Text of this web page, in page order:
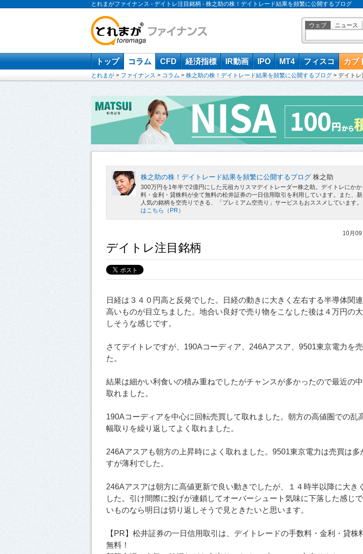
とれまがファイナンス - デイトレ注目銘柄 - 株之助の株！デイトレード結果を頻繁に公開するブログ
ウェブ ニュース
トップ コラム CFD 経済指標 IR動画 IPO MT4 フィスコ カブ
とれまが > ファイナンス > コラム > 株之助の株！デイトレード結果を頻繁に公開するブログ > デイトレ
株之助の株！デイトレード結果を頻繁に公開するブログ 株之助
300万円を1年半で2億円にした元祖カリスマデイトレーダー株之助。デイトレにか
料・金利・貸株料が全て無料の松井証券の一日信用取引を利用しています。また、
人気の銘柄を空売りできる、「プレミアム空売り」サービスもおススメしています。
はこちら（PR）
10月
デイトレ注目銘柄
日経は３４０円高と反発でした。日経の動きに大きく左右する半導体関
高いものが目立ちました。地合い良好で売り物をこなした後は４万円の
しそうな感じです。
さてデイトレですが、190Aコーディア、246Aアスア、9501東京電力を
た。
結果は細かい利食いの積み重ねでしたがチャンスが多かったので最近の中
取れました。
190Aコーディアを中心に回転売買して取れました。朝方の高値圏での乱
幅取りを繰り返してよく取れました。
246Aアスアも朝方の上昇時によく取れました。9501東京電力は売買は多
すが薄利でした。
246Aアスアは朝方に高値更新で良い動きでしたが、１４時半以降に大き
した。引け間際に投げが連鎖してオーバーシュート気味に下落した感じ
いものなら明日は切り返しそうで見ときたいと思います。
【PR】松井証券の一日信用取引は、デイトレードの手数料・金利・貸株
無料！